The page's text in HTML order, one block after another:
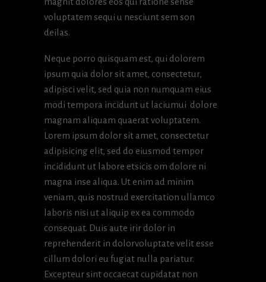
voluptatem sequi u nesciunt sem son
deilas.
Neque porro quisquam est, qui dolorem
ipsum quia dolor sit amet, consectetur,
adipisci velit, sed quia non numquam eius
modi tempora incidunt ut laciumui dolore
magnam aliquam quaerat voluptatem.
Lorem ipsum dolor sit amet, consectetur
adipisicing elit, sed do eiusmod tempor
incididunt ut labore etsicis om dolore ni
magna inse aliqua. Ut enim ad minim
veniam, quis nostrud exercitation ullamco
laboris nisi ut aliquip ex ea commodo
consequat. Duis aute irir dolor in
reprehenderit in dolorvoluptate velit esse
cillum dolori eu fugiat nulla pariatur.
Excepteur sint occaecat cupidatat non